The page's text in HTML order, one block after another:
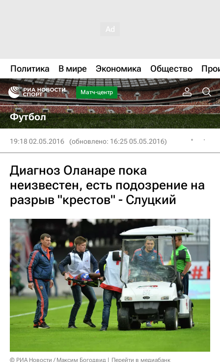
Политика В мире Экономика Общество
Матч-центр
Футбол
19:18 02.05.2016 (обновлено: 16:25 05.05.2016)
Диагноз Оланаре пока
неизвестен, есть подозрение на
разрыв "крестов" - Слуцкий
© РИА Новости / Максим Богодвид Перейти в медиабанк